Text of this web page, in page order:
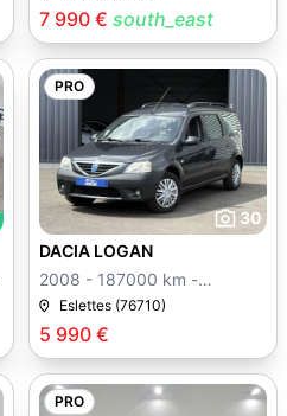
7 990 € south_east
PRO
30
5 990 €
DACIA LOGAN
2008 - 187000 km -
Manuelle
Eslettes (76710)
PRO